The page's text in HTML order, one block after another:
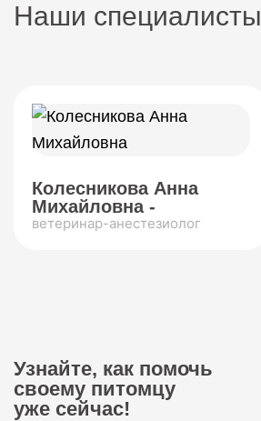
Наши специалисты
Колесникова Анна
Михайловна -
ветеринар-анестезиолог
Узнайте, как помочь
своему питомцу
уже сейчас!